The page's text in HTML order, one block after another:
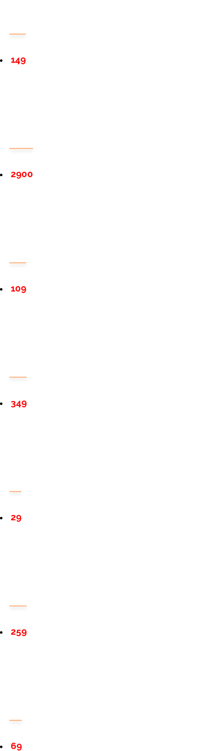
149
2900
109
349
29
259
69